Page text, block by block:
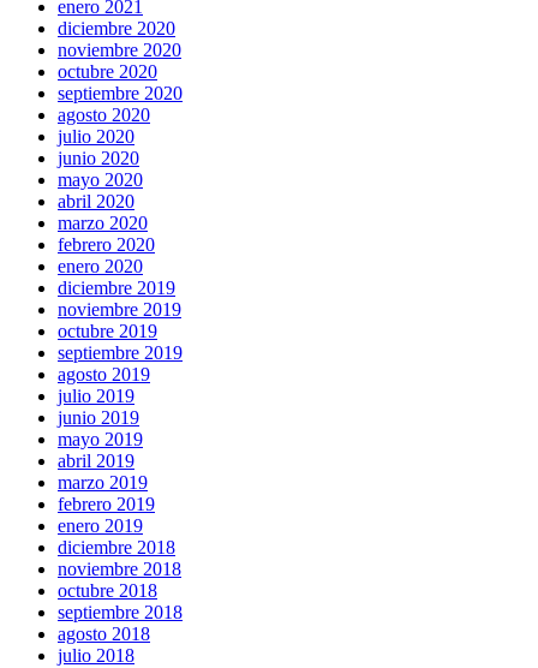
enero 2021
diciembre 2020
noviembre 2020
octubre 2020
septiembre 2020
agosto 2020
julio 2020
junio 2020
mayo 2020
abril 2020
marzo 2020
febrero 2020
enero 2020
diciembre 2019
noviembre 2019
octubre 2019
septiembre 2019
agosto 2019
julio 2019
junio 2019
mayo 2019
abril 2019
marzo 2019
febrero 2019
enero 2019
diciembre 2018
noviembre 2018
octubre 2018
septiembre 2018
agosto 2018
julio 2018